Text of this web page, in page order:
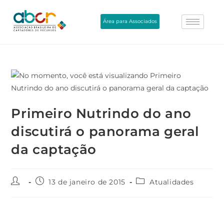
Área para Associados
Primeiro Nutrindo do ano
discutirá o panorama geral
da captação
13 de janeiro de 2015 Atualidades